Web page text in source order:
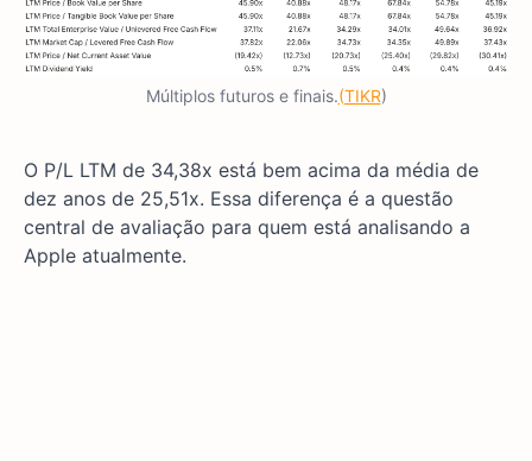
Múltiplos futuros e finais.(TIKR)
O P/L LTM de 34,38x está bem acima da média de
dez anos de 25,51x. Essa diferença é a questão
central de avaliação para quem está analisando a
Apple atualmente.